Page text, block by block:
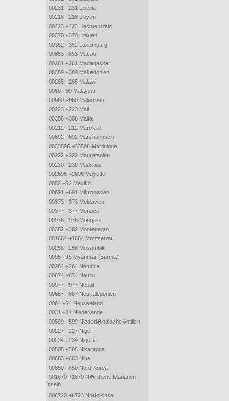
00231 +231 Liberia
00218 +218 Libyen
00423 +423 Liechtenstein
00370 +370 Litauen
00352 +352 Luxemburg
00853 +853 Macau
00261 +261 Madagaskar
00389 +389 Makedonien
00265 +265 Malawi
0060 +60 Malaysia
00960 +960 Malediven
00223 +223 Mali
00356 +356 Malta
00212 +212 Marokko
00692 +692 Marshallinseln
0033596 +33596 Martinique
00222 +222 Mauretanien
00230 +230 Mauritius
002696 +2696 Mayotte
0052 +52 Mexiko
00691 +691 Mikronesien
00373 +373 Moldavien
00377 +377 Monaco
00976 +976 Mongolei
00382 +382 Montenegro
001664 +1664 Montserrat
00258 +258 Mosambik
0095 +95 Myanmar (Burma)
00264 +264 Namibia
00674 +674 Nauru
00977 +977 Nepal
00687 +687 Neukaledonien
0064 +64 Neuseeland
0031 +31 Niederlande
00599 +599 Niederl�ndische Antillen
00227 +227 Niger
00234 +234 Nigeria
00505 +505 Nikaragua
00683 +683 Niue
00850 +850 Nord Korea
001670 +1670 N�rdliche Marianen-
Inseln
006723 +6723 Norfolkinsel